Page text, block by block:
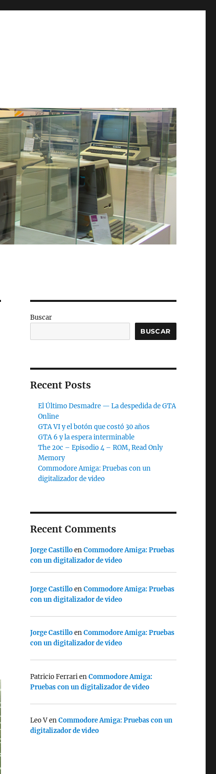
Buscar
BUSCAR
Recent Posts
El Último Desmadre — La despedida de GTA
Online
GTA VI y el botón que costó 30 años
GTA 6 y la espera interminable
The 20c – Episodio 4 – ROM, Read Only
Memory
Commodore Amiga: Pruebas con un
digitalizador de video
Recent Comments
Jorge CastilloenCommodore Amiga: Pruebas
con un digitalizador de video
Jorge CastilloenCommodore Amiga: Pruebas
con un digitalizador de video
Jorge CastilloenCommodore Amiga: Pruebas
con un digitalizador de video
Patricio FerrarienCommodore Amiga:
Pruebas con un digitalizador de video
Leo VenCommodore Amiga: Pruebas con un
digitalizador de video